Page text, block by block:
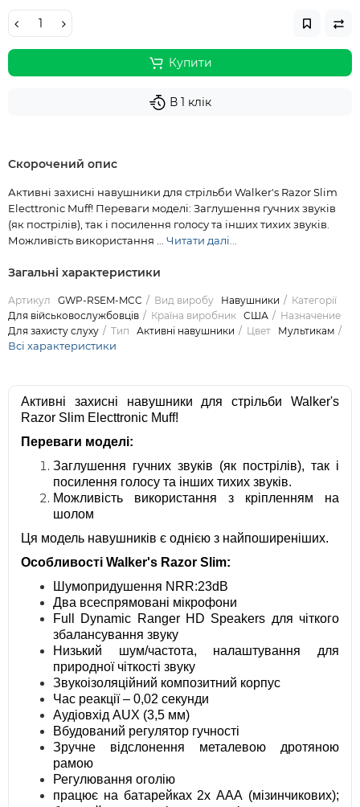
Купити
В 1 клік
Скорочений опис
Активні захисні навушники для стрільби Walker's Razor Slim
Electtronic Muff! Переваги моделі: Заглушення гучних звуків
(як пострілів), так і посилення голосу та інших тихих звуків.
Можливість використання ... Читати далі...
Загальні характеристики
Артикул GWP-RSEM-MCC Вид виробу Навушники
Категорії
Для військовослужбовців
Країна виробник США
Назначение
Для захисту слуху
Тип Активні навушники Цвет Мультикам
Всі характеристики
Активні захисні навушники для стрільби Walker's
Razor Slim Electtronic Muff!
Переваги моделі:
Заглушення гучних звуків (як пострілів), так і
посилення голосу та інших тихих звуків.
Можливість використання з кріпленням на
шолом
Ця модель навушників є однією з найпоширеніших.
Особливості Walker's Razor Slim:
Шумопридушення NRR:23dB
Два всеспрямовані мікрофони
Full Dynamic Ranger HD Speakers для чіткого
збалансування звуку
Низький шум/частота, налаштування для
природної чіткості звуку
Звукоізоляційний композитний корпус
Час реакції – 0,02 секунди
Аудіовхід AUX (3,5 мм)
Вбудований регулятор гучності
Зручне відслонення металевою дротяною
рамою
Регулювання оголію
працює на батарейках 2х ААА (мізинчикових);